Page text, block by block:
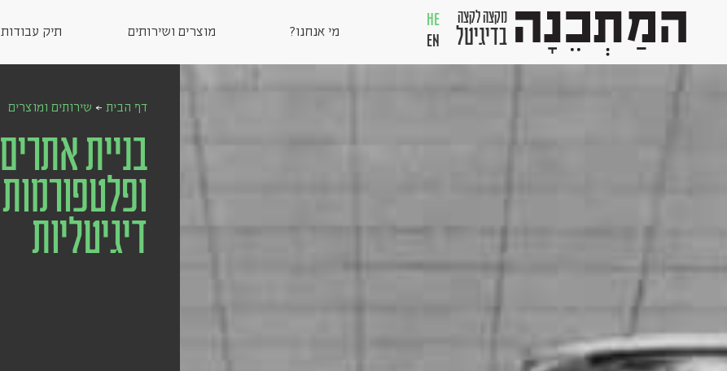
מקצה לקצה
בדיגיטל
HE
EN
מי אנחנו? מוצרים ושירותים תיק עבודות
דף הבית ← שירותים ומוצרים
בניית אתרים
ופלטפורמות
דיגיטליות